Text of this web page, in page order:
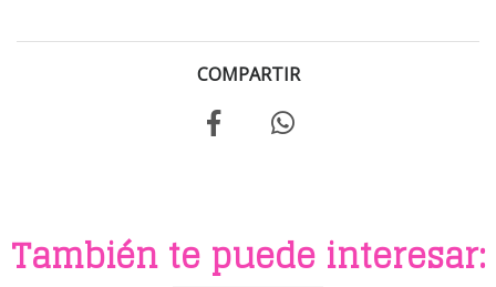
COMPARTIR
También te puede interesar: